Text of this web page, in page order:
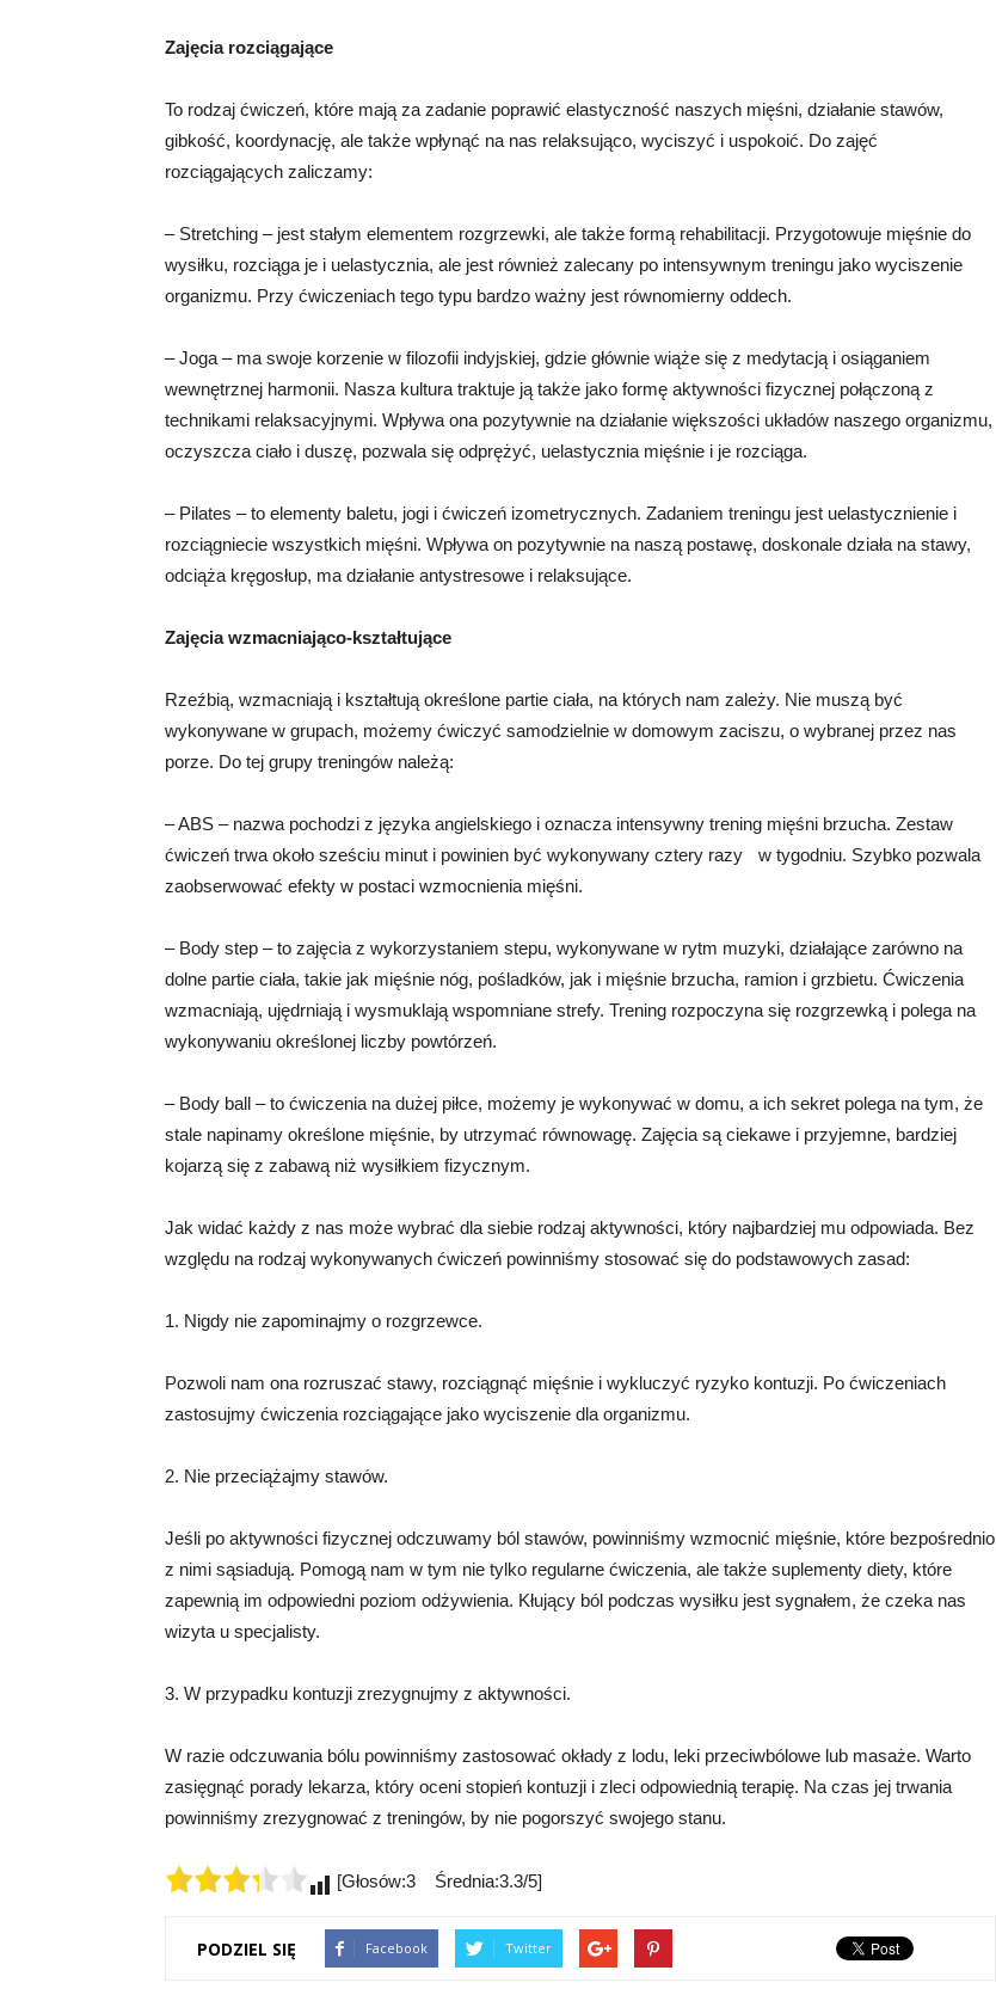
Zajęcia rozciągające
To rodzaj ćwiczeń, które mają za zadanie poprawić elastyczność naszych mięśni, działanie stawów,
gibkość, koordynację, ale także wpłynąć na nas relaksująco, wyciszyć i uspokoić. Do zajęć
rozciągających zaliczamy:
– Stretching – jest stałym elementem rozgrzewki, ale także formą rehabilitacji. Przygotowuje mięśnie do
wysiłku, rozciąga je i uelastycznia, ale jest również zalecany po intensywnym treningu jako wyciszenie
organizmu. Przy ćwiczeniach tego typu bardzo ważny jest równomierny oddech.
– Joga – ma swoje korzenie w filozofii indyjskiej, gdzie głównie wiąże się z medytacją i osiąganiem
wewnętrznej harmonii. Nasza kultura traktuje ją także jako formę aktywności fizycznej połączoną z
technikami relaksacyjnymi. Wpływa ona pozytywnie na działanie większości układów naszego organizmu,
oczyszcza ciało i duszę, pozwala się odprężyć, uelastycznia mięśnie i je rozciąga.
– Pilates – to elementy baletu, jogi i ćwiczeń izometrycznych. Zadaniem treningu jest uelastycznienie i
rozciągniecie wszystkich mięśni. Wpływa on pozytywnie na naszą postawę, doskonale działa na stawy,
odciąża kręgosłup, ma działanie antystresowe i relaksujące.
Zajęcia wzmacniająco-kształtujące
Rzeźbią, wzmacniają i kształtują określone partie ciała, na których nam zależy. Nie muszą być
wykonywane w grupach, możemy ćwiczyć samodzielnie w domowym zaciszu, o wybranej przez nas
porze. Do tej grupy treningów należą:
– ABS – nazwa pochodzi z języka angielskiego i oznacza intensywny trening mięśni brzucha. Zestaw
ćwiczeń trwa około sześciu minut i powinien być wykonywany cztery razy w tygodniu. Szybko pozwala
zaobserwować efekty w postaci wzmocnienia mięśni.
– Body step – to zajęcia z wykorzystaniem stepu, wykonywane w rytm muzyki, działające zarówno na
dolne partie ciała, takie jak mięśnie nóg, pośladków, jak i mięśnie brzucha, ramion i grzbietu. Ćwiczenia
wzmacniają, ujędrniają i wysmuklają wspomniane strefy. Trening rozpoczyna się rozgrzewką i polega na
wykonywaniu określonej liczby powtórzeń.
– Body ball – to ćwiczenia na dużej piłce, możemy je wykonywać w domu, a ich sekret polega na tym, że
stale napinamy określone mięśnie, by utrzymać równowagę. Zajęcia są ciekawe i przyjemne, bardziej
kojarzą się z zabawą niż wysiłkiem fizycznym.
Jak widać każdy z nas może wybrać dla siebie rodzaj aktywności, który najbardziej mu odpowiada. Bez
względu na rodzaj wykonywanych ćwiczeń powinniśmy stosować się do podstawowych zasad:
1. Nigdy nie zapominajmy o rozgrzewce.
Pozwoli nam ona rozruszać stawy, rozciągnąć mięśnie i wykluczyć ryzyko kontuzji. Po ćwiczeniach
zastosujmy ćwiczenia rozciągające jako wyciszenie dla organizmu.
2. Nie przeciążajmy stawów.
Jeśli po aktywności fizycznej odczuwamy ból stawów, powinniśmy wzmocnić mięśnie, które bezpośrednio
z nimi sąsiadują. Pomogą nam w tym nie tylko regularne ćwiczenia, ale także suplementy diety, które
zapewnią im odpowiedni poziom odżywienia. Kłujący ból podczas wysiłku jest sygnałem, że czeka nas
wizyta u specjalisty.
3. W przypadku kontuzji zrezygnujmy z aktywności.
W razie odczuwania bólu powinniśmy zastosować okłady z lodu, leki przeciwbólowe lub masaże. Warto
zasięgnąć porady lekarza, który oceni stopień kontuzji i zleci odpowiednią terapię. Na czas jej trwania
powinniśmy zrezygnować z treningów, by nie pogorszyć swojego stanu.
[Głosów:3 Średnia:3.3/5]
PODZIEL SIĘ Facebook Twitter